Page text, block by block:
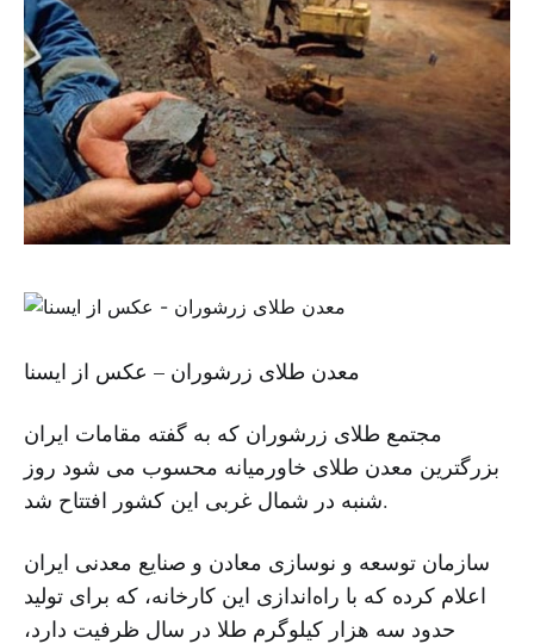
معدن طلای زرشوران – عکس از ایسنا
مجتمع طلای زرشوران که به گفته مقامات ایران
بزرگترین معدن طلای خاورمیانه محسوب می شود روز
شنبه در شمال غربی این کشور افتتاح شد.
سازمان توسعه و نوسازی معادن و صنایع معدنی ایران
اعلام کرده که با راه‌اندازی این کارخانه، که برای تولید
حدود سه هزار کیلوگرم طلا در سال ظرفیت دارد،